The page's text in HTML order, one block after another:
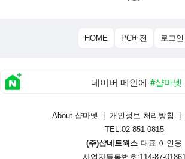
HOME PC버전 로그인
네이버 메인에 #샵마넷
About 샵마넷 개인정보 처리방침
TEL:02-851-0815
(주)샵네트웍스 대표 이인용
사업자등록번호:114-87-01861